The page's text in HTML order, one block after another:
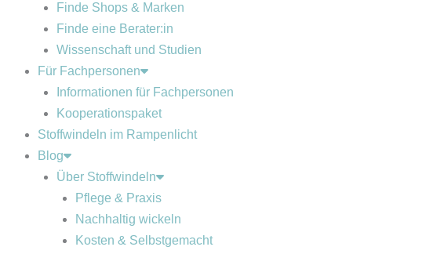
Finde Shops & Marken
Finde eine Berater:in
Wissenschaft und Studien
Für Fachpersonen
Informationen für Fachpersonen
Kooperationspaket
Stoffwindeln im Rampenlicht
Blog
Über Stoffwindeln
Pflege & Praxis
Nachhaltig wickeln
Kosten & Selbstgemacht